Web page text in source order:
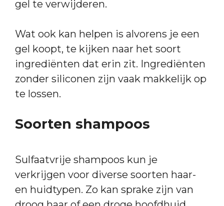
gel te verwijderen.
Wat ook kan helpen is alvorens je een
gel koopt, te kijken naar het soort
ingrediënten dat erin zit. Ingrediënten
zonder siliconen zijn vaak makkelijk op
te lossen.
Soorten shampoos
Sulfaatvrije shampoos kun je
verkrijgen voor diverse soorten haar-
en huidtypen. Zo kan sprake zijn van